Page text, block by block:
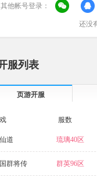
其他帐号登录：
还没
服列表
页游开服
服数
道 琉璃40区
群将传 群英96区